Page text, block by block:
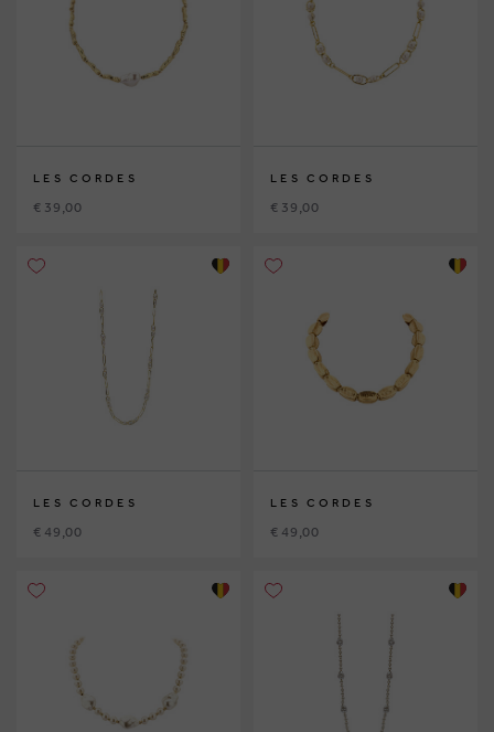
LES CORDES
€ 39,00
LES CORDES
€ 39,00
LES CORDES
€ 49,00
LES CORDES
€ 49,00